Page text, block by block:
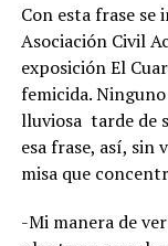
Con esta frase
Asociación Civil
exposición El
femicida.
lluviosa tarde de
esa frase, así, sin
misa que
-Mi manera de